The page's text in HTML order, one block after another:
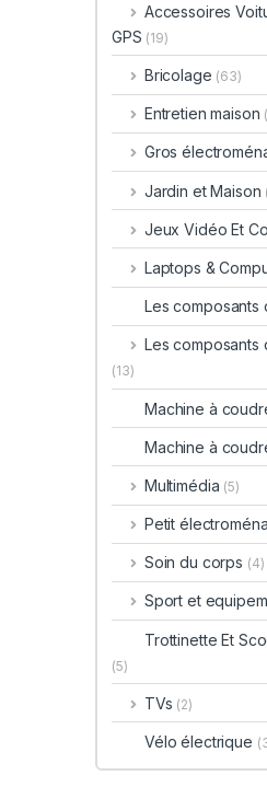
Accessoires
GPS (19)
Bricolage (63)
Entretien maison
Gros
Jardin et Maison
Jeux Vidéo Et
Laptops &
Les composants
Les composants
(13)
Machine à
Machine à
Multimédia (5)
Petit
Soin du corps (4)
Sport et
Trottinette Et
(5)
TVs (2)
Vélo électrique